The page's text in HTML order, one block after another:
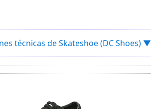
técnicas de Skateshoe (DC Shoes) ▼